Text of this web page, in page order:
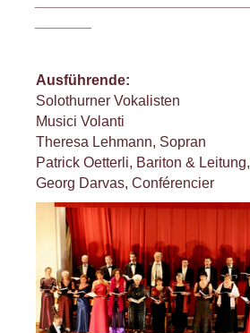
Ausführende:
Solothurner Vokalisten
Musici Volanti
Theresa Lehmann, Sopran
Patrick Oetterli, Bariton & Leitung,
Georg Darvas, Conférencier